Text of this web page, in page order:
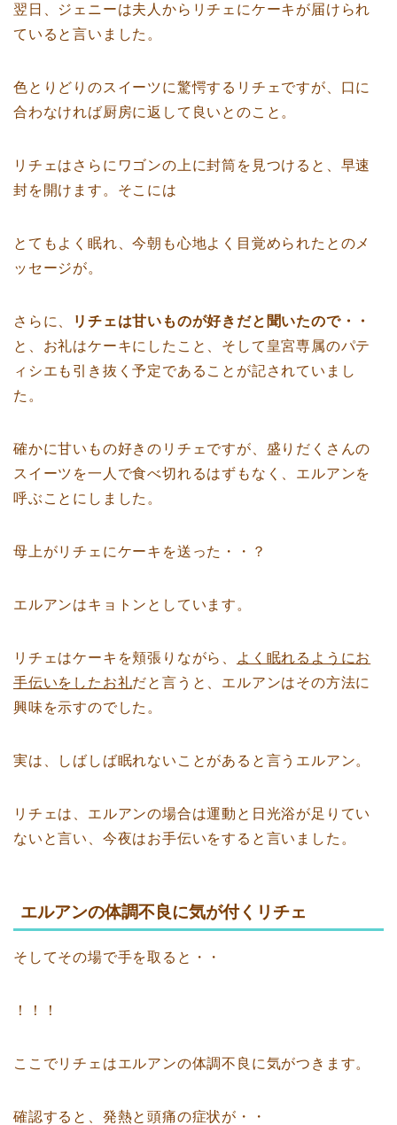
翌日、ジェニーは夫人からリチェにケーキが届けられ
ていると言いました。
色とりどりのスイーツに驚愕するリチェですが、口に
合わなければ厨房に返して良いとのこと。
リチェはさらにワゴンの上に封筒を見つけると、早速
封を開けます。そこには
とてもよく眠れ、今朝も心地よく目覚められたとのメ
ッセージが。
さらに、
リチェは甘いものが好きだと聞いたので・・
と、お礼はケーキにしたこと、そして皇宮専属のパテ
ィシエも引き抜く予定であることが記されていまし
た。
確かに甘いもの好きのリチェですが、盛りだくさんの
スイーツを一人で食べ切れるはずもなく、エルアンを
呼ぶことにしました。
母上がリチェにケーキを送った・・？
エルアンはキョトンとしています。
リチェはケーキを頬張りながら、
よく眠れるようにお
手伝いをしたお礼だと言うと、エルアンはその方法に
興味を示すのでした。
実は、しばしば眠れないことがあると言うエルアン。
リチェは、エルアンの場合は運動と日光浴が足りてい
ないと言い、今夜はお手伝いをすると言いました。
エルアンの体調不良に気が付くリチェ
そしてその場で手を取ると・・
！！！
ここでリチェはエルアンの体調不良に気がつきます。
確認すると、発熱と頭痛の症状が・・